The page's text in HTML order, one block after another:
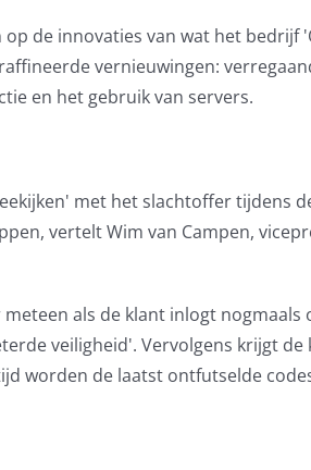
de innovaties van wat het
vernieuwingen:
en het gebruik van servers.
met het slachtoffer tijdens
vertelt Wim van Campen,
als de klant inlogt
veiligheid'. Vervolgens krijgt
worden de laatst ontfutselde